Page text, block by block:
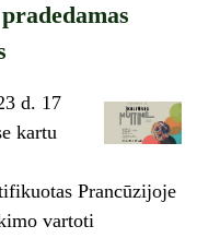
d. 17
kartu
Prancūzijoje
vartoti